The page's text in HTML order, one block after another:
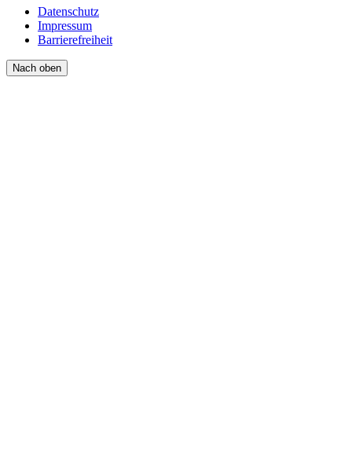
Datenschutz
Impressum
Barrierefreiheit
Nach oben